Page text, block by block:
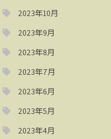
2023年10月
2023年9月
2023年8月
2023年7月
2023年6月
2023年5月
2023年4月